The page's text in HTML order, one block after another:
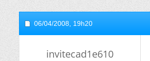
06/04/2008, 19h20
invitecad1e610